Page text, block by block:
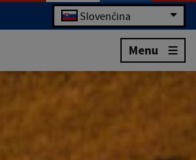
Slovenčina
Menu